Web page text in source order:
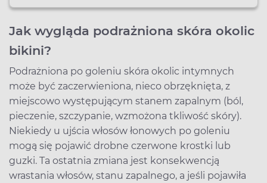
Jak wygląda podrażniona skóra okolic
bikini?
Podrażniona po goleniu skóra okolic intymnych
może być zaczerwieniona, nieco obrzęknięta, z
miejscowo występującym stanem zapalnym (ból,
pieczenie, szczypanie, wzmożona tkliwość skóry).
Niekiedy u ujścia włosów łonowych po goleniu
mogą się pojawić drobne czerwone krostki lub
guzki. Ta ostatnia zmiana jest konsekwencją
wrastania włosów, stanu zapalnego, a jeśli pojawiła